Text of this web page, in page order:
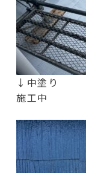
↓中塗り
施工中